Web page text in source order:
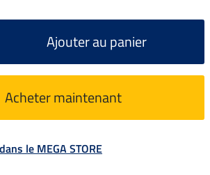
Ajouter au panier
Acheter maintenant
le MEGA STORE